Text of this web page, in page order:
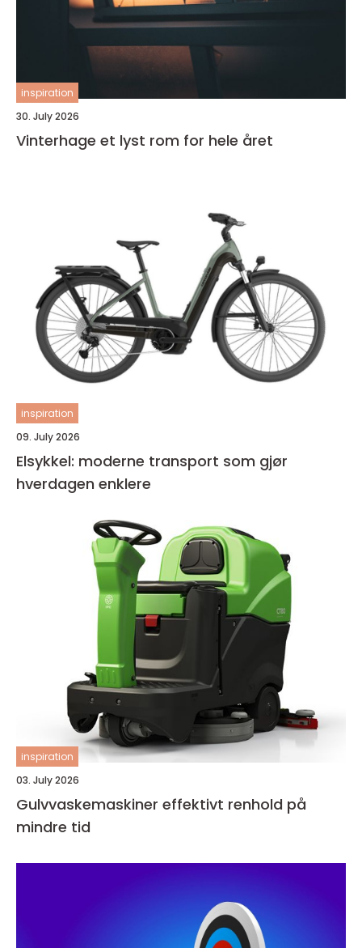
inspiration
30. July 2026
Vinterhage et lyst rom for hele året
inspiration
09. July 2026
Elsykkel: moderne transport som gjør
hverdagen enklere
inspiration
03. July 2026
Gulvvaskemaskiner effektivt renhold på
mindre tid